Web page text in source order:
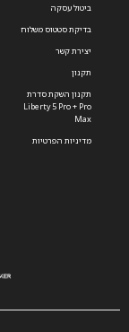
ביטול עסקה
בדיקת סטטוס משלוח
יצירת קשר
תקנון
תקנון השקת סדרת
Liberty 5 Pro + Pro
Max
מדיניות הפרטיות